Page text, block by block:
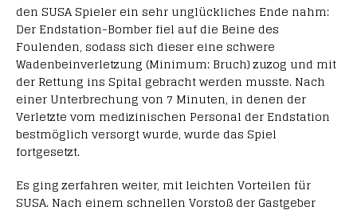
den SUSA Spieler ein sehr unglückliches Ende nahm:
Der Endstation-Bomber fiel auf die Beine des
Foulenden, sodass sich dieser eine schwere
Wadenbeinverletzung (Minimum: Bruch) zuzog und mit
der Rettung ins Spital gebracht werden musste. Nach
einer Unterbrechung von 7 Minuten, in denen der
Verletzte vom medizinischen Personal der Endstation
bestmöglich versorgt wurde, wurde das Spiel
fortgesetzt.
Es ging zerfahren weiter, mit leichten Vorteilen für
SUSA. Nach einem schnellen Vorstoß der Gastgeber